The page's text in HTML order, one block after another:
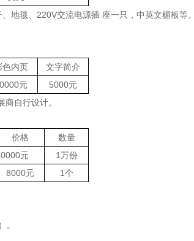
地毯、 220V交流电源插 座一只，中英文楣板等
色内页
文字简介
元
5000元
自行设计。
价格
数量
元
1万份
8000元
1个
。